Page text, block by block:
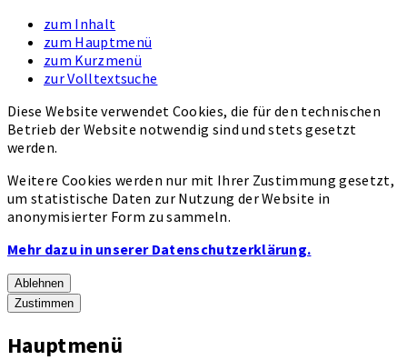
zum Inhalt
zum Hauptmenü
zum Kurzmenü
zur Volltextsuche
Diese Website verwendet Cookies, die für den technischen
Betrieb der Website notwendig sind und stets gesetzt
werden.
Weitere Cookies werden nur mit Ihrer Zustimmung gesetzt,
um statistische Daten zur Nutzung der Website in
anonymisierter Form zu sammeln.
Mehr dazu in unserer Datenschutzerklärung.
Ablehnen
Zustimmen
Hauptmenü